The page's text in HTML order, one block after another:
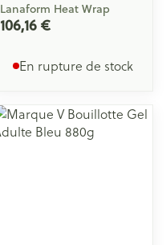
Lanaform Heat Wrap
106,16 €
En rupture de stock